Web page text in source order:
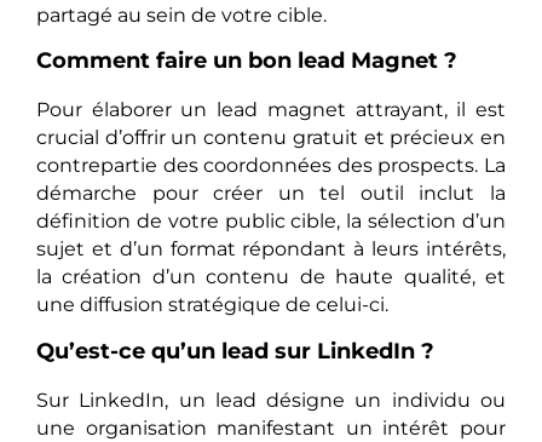
partagé au sein de votre cible.
Comment faire un bon lead Magnet ?
Pour élaborer un lead magnet attrayant, il est
crucial d’offrir un contenu gratuit et précieux en
contrepartie des coordonnées des prospects. La
démarche pour créer un tel outil inclut la
définition de votre public cible, la sélection d’un
sujet et d’un format répondant à leurs intérêts,
la création d’un contenu de haute qualité, et
une diffusion stratégique de celui-ci.
Qu’est-ce qu’un lead sur LinkedIn ?
Sur LinkedIn, un lead désigne un individu ou
une organisation manifestant un intérêt pour